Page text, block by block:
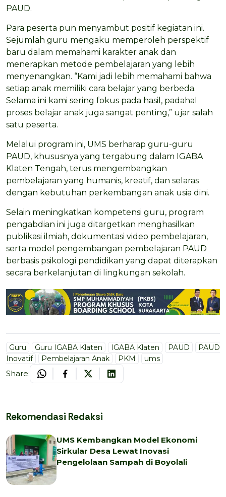
PAUD.
Para peserta pun menyambut positif kegiatan ini.
Sejumlah guru mengaku memperoleh perspektif
baru dalam memahami karakter anak dan
menerapkan metode pembelajaran yang lebih
menyenangkan. “Kami jadi lebih memahami bahwa
setiap anak memiliki cara belajar yang berbeda.
Selama ini kami sering fokus pada hasil, padahal
proses belajar anak juga sangat penting,” ujar salah
satu peserta.
Melalui program ini, UMS berharap guru-guru
PAUD, khususnya yang tergabung dalam IGABA
Klaten Tengah, terus mengembangkan
pembelajaran yang humanis, kreatif, dan selaras
dengan kebutuhan perkembangan anak usia dini.
Selain meningkatkan kompetensi guru, program
pengabdian ini juga ditargetkan menghasilkan
publikasi ilmiah, dokumentasi video pembelajaran,
serta model pengembangan pembelajaran PAUD
berbasis psikologi pendidikan yang dapat diterapkan
secara berkelanjutan di lingkungan sekolah.
Guru Guru IGABA Klaten IGABA Klaten PAUD
PAUD
Inovatif
Pembelajaran Anak PKM ums
Share:
Rekomendasi Redaksi
UMS Kembangkan Model Ekonomi
Sirkular Desa Lewat Inovasi
Pengelolaan Sampah di Boyolali